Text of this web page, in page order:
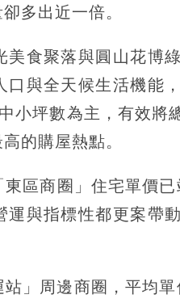
多出近一倍。
食聚落與圓山花博
與全天候生活機能
小坪數為主，有效將
的購屋熱點。
區商圈」住宅單價
與指標性都更案帶
」周邊商圈，平均